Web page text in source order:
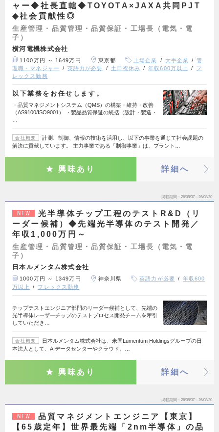
ャー◆社長直轄◆TOYOTA×JAXA共同PJT
◆社会貢献性◎
生産管理・品質管理・品質保証・工場長（電気・電
子）
横河電機株式会社
1100万円 ～ 1649万円 東京都 上場企業 大手企業
管
理職・マネジャー
英語力が必要 土日祝休み 年収600万以上
フ
レックス勤務
以下業務をお任せします。
・品質マネジメントシステム（QMS）の構築・維持・改善
（AS9100/ISO9001） ・製品品質保証の統括（設計・製造・
会社概要
計測、制御、情報の技術を活用し、以下の事業を通じて社会課題の
解決に貢献しています。 主力事業である「制御事業」は、プラント…
興味あり 詳細へ
掲載期間 26/08/07～26/08/20
NEW
光半導体チップ工程のテストR&D（リ
ーダー候補）◆先端光半導体のテスト開発／
年収1,000万円～
生産管理・品質管理・品質保証・工場長（電気・電
子）
日本ルメンタム株式会社
1000万円 ～ 1349万円 神奈川県 英語力が必要
年収600
万以上
フレックス勤務
チップテストエンジニア部門のリーダー候補として、先端の
光半導体レーザーチップのテストプロセス開発チームを牽引
していただき…
会社概要
日本ルメンタム株式会社は、米国Lumentum Holdingsグループの日
本法人として、AIデータセンターやクラウド、…
興味あり 詳細へ
掲載期間 26/08/07～26/08/20
NEW
品質マネジメントエンジニア【東京】
【65歳定年】世界最先端「2nm半導体」の品